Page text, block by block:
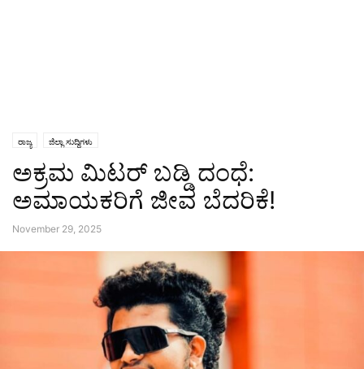
ರಾಜ್ಯ ಜಿಲ್ಲಾ ಸುದ್ದಿಗಳು
ಅಕ್ರಮ ಮಿಟರ್ ಬಡ್ಡಿ ದಂಧೆ:
ಅಮಾಯಕರಿಗೆ ಜೀವ ಬೆದರಿಕೆ!
November 29, 2025